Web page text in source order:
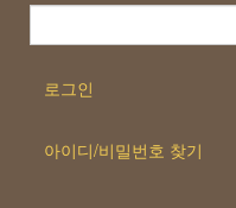
로그인
아이디/비밀번호 찾기